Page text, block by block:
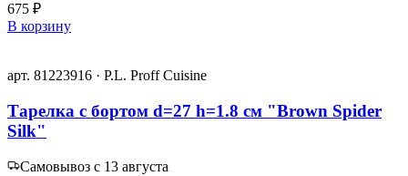
675 ₽
В корзину
арт. 81223916 · P.L. Proff Cuisine
Тарелка с бортом d=27 h=1.8 см "Brown Spider
Silk"
Самовывоз с 13 августа